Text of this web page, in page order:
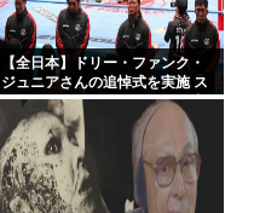
【全日本】ドリー・ファンク・
ジュニアさんの追悼式を実施 ス
ピニング・トー・ホールドも流
れる